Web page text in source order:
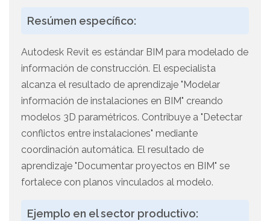
Resúmen específico:
Autodesk Revit es estándar BIM para modelado de
información de construcción. El especialista
alcanza el resultado de aprendizaje "Modelar
información de instalaciones en BIM" creando
modelos 3D paramétricos. Contribuye a "Detectar
conflictos entre instalaciones" mediante
coordinación automática. El resultado de
aprendizaje "Documentar proyectos en BIM" se
fortalece con planos vinculados al modelo.
Ejemplo en el sector productivo: